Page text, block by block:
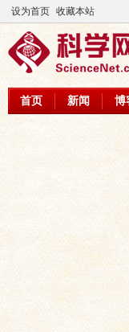
设为首页 收藏本站
首页 新闻 博